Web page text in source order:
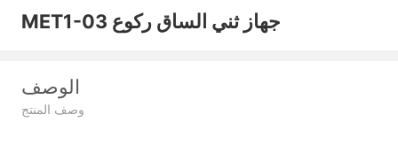
MET1-03 جهاز ثني الساق ركوع
الوصف
وصف المنتج